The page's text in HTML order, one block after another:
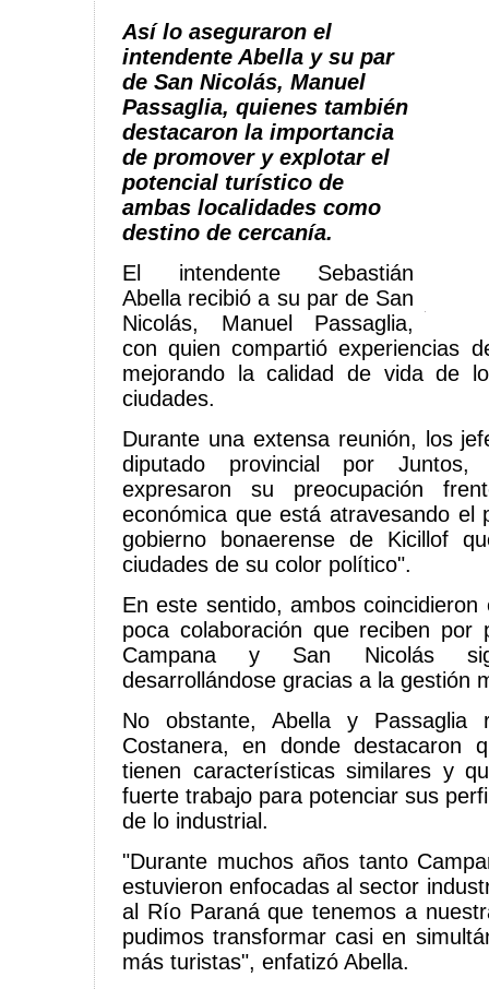
Así lo aseguraron el
intendente Abella y su par
de San Nicolás, Manuel
Passaglia, quienes también
destacaron la importancia
de promover y explotar el
potencial turístico de
ambas localidades como
destino de cercanía.
El intendente Sebastián
Abella recibió a su par de San
Nicolás, Manuel Passaglia,
con quien compartió experiencias
mejorando la calidad de vida de
ciudades.
Durante una extensa reunión, los
diputado provincial por Juntos,
expresaron su preocupación
económica que está atravesando el
gobierno bonaerense de Kicillof
ciudades de su color político".
En este sentido, ambos
poca colaboración que reciben por
Campana y San Nicolás
desarrollándose gracias a la gestión
No obstante, Abella y Passaglia
Costanera, en donde destacaron
tienen características similares y
fuerte trabajo para potenciar sus
de lo industrial.
"Durante muchos años tanto
estuvieron enfocadas al sector
al Río Paraná que tenemos a
pudimos transformar casi en
más turistas", enfatizó Abella.